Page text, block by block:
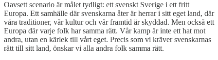
Oavsett scenario är målet tydligt: ett svenskt Sverige i ett fritt
Europa. Ett samhälle där svenskarna åter är herrar i sitt eget land, där
våra traditioner, vår kultur och vår framtid är skyddad. Men också ett
Europa där varje folk har samma rätt. Vår kamp är inte ett hat mot
andra, utan en kärlek till vårt eget. Precis som vi kräver svenskarnas
rätt till sitt land, önskar vi alla andra folk samma rätt.